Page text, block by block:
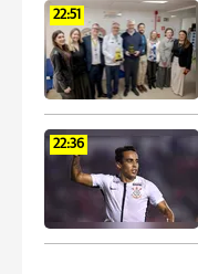
22:51
22:36